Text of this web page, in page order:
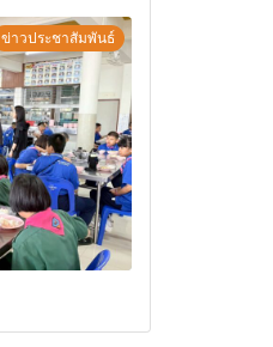
ข่าวประชาสัมพันธ์